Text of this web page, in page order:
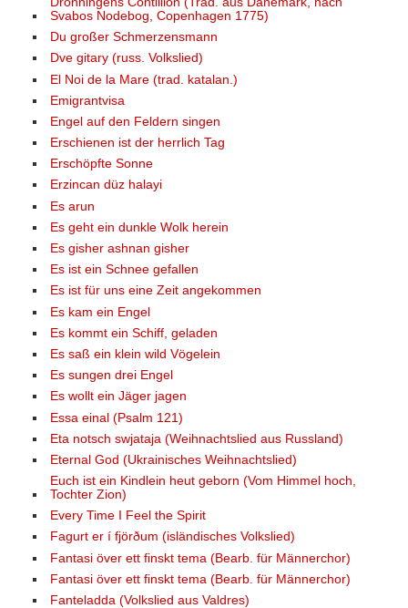
Svabos Nodebog, Copenhagen 1775)
Du großer Schmerzensmann
Dve gitary (russ. Volkslied)
El Noi de la Mare (trad. katalan.)
Emigrantvisa
Engel auf den Feldern singen
Erschienen ist der herrlich Tag
Erschöpfte Sonne
Erzincan düz halayi
Es arun
Es geht ein dunkle Wolk herein
Es gisher ashnan gisher
Es ist ein Schnee gefallen
Es ist für uns eine Zeit angekommen
Es kam ein Engel
Es kommt ein Schiff, geladen
Es saß ein klein wild Vögelein
Es sungen drei Engel
Es wollt ein Jäger jagen
Essa einal (Psalm 121)
Eta notsch swjataja (Weihnachtslied aus Russland)
Eternal God (Ukrainisches Weihnachtslied)
Euch ist ein Kindlein heut geborn (Vom Himmel hoch,
Tochter Zion)
Every Time I Feel the Spirit
Fagurt er í fjörðum (isländisches Volkslied)
Fantasi över ett finskt tema (Bearb. für Männerchor)
Fantasi över ett finskt tema (Bearb. für Männerchor)
Fanteladda (Volkslied aus Valdres)